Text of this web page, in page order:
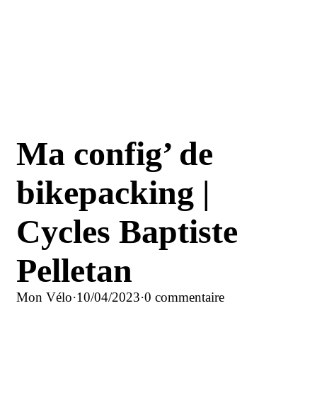
Ma config’ de
bikepacking |
Cycles Baptiste
Pelletan
Mon Vélo·10/04/2023·0 commentaire